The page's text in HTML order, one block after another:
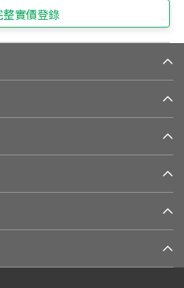
整實價登錄